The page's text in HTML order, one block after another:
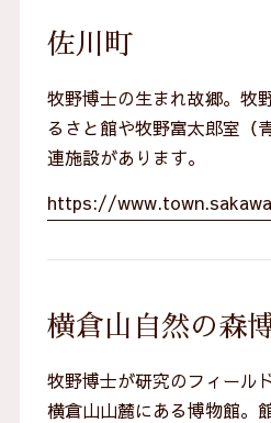
佐川町
牧野博士の生まれ故郷。牧
るさと館や牧野富太郎室（
連施設があります。
https://
横倉山自然の森
牧野博士が研究のフィール
横倉山山麓にある博物館。